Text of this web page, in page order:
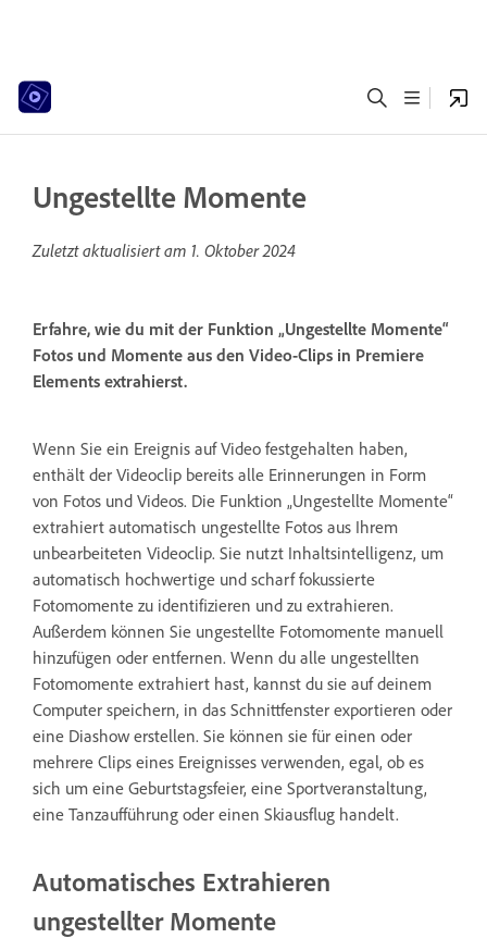
Ungestellte Momente
Zuletzt aktualisiert am 1. Oktober 2024
Erfahre, wie du mit der Funktion „Ungestellte Momente“
Fotos und Momente aus den Video-Clips in Premiere
Elements extrahierst.
Wenn Sie ein Ereignis auf Video festgehalten haben,
enthält der Videoclip bereits alle Erinnerungen in Form
von Fotos und Videos. Die Funktion „Ungestellte Momente“
extrahiert automatisch ungestellte Fotos aus Ihrem
unbearbeiteten Videoclip. Sie nutzt Inhaltsintelligenz, um
automatisch hochwertige und scharf fokussierte
Fotomomente zu identifizieren und zu extrahieren.
Außerdem können Sie ungestellte Fotomomente manuell
hinzufügen oder entfernen. Wenn du alle ungestellten
Fotomomente extrahiert hast, kannst du sie auf deinem
Computer speichern, in das Schnittfenster exportieren oder
eine Diashow erstellen. Sie können sie für einen oder
mehrere Clips eines Ereignisses verwenden, egal, ob es
sich um eine Geburtstagsfeier, eine Sportveranstaltung,
eine Tanzaufführung oder einen Skiausflug handelt.
Automatisches Extrahieren
ungestellter Momente